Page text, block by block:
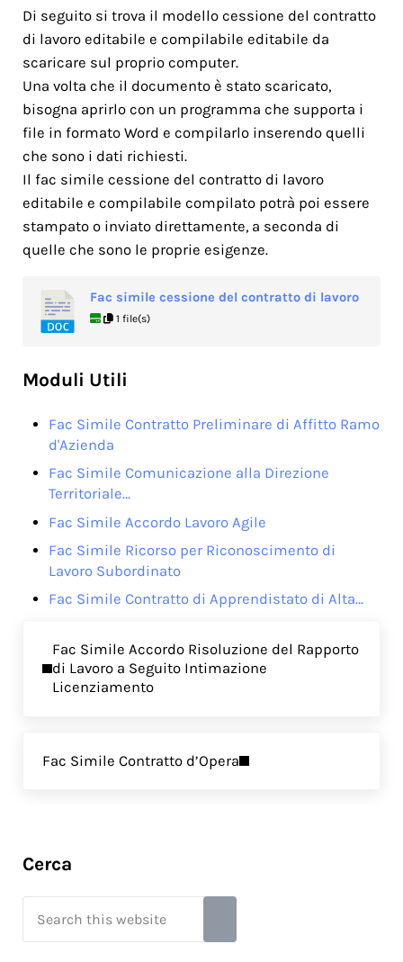
Di seguito si trova il modello cessione del contratto
di lavoro editabile e compilabile editabile da
scaricare sul proprio computer.
Una volta che il documento è stato scaricato,
bisogna aprirlo con un programma che supporta i
file in formato Word e compilarlo inserendo quelli
che sono i dati richiesti.
Il fac simile cessione del contratto di lavoro
editabile e compilabile compilato potrà poi essere
stampato o inviato direttamente, a seconda di
quelle che sono le proprie esigenze.
Fac simile cessione del contratto di lavoro
1 file(s)
Moduli Utili
Fac Simile Contratto Preliminare di Affitto Ramo
d'Azienda
Fac Simile Comunicazione alla Direzione
Territoriale…
Fac Simile Accordo Lavoro Agile
Fac Simile Ricorso per Riconoscimento di
Lavoro Subordinato
Fac Simile Contratto di Apprendistato di Alta…
Fac Simile Accordo Risoluzione del Rapporto
di Lavoro a Seguito Intimazione
Licenziamento
Fac Simile Contratto d’Opera
Sidebar
Cerca